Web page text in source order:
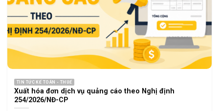
TIN TỨC KẾ TOÁN - THUẾ
Xuất hóa đơn dịch vụ quảng cáo theo Nghị định
254/2026/NĐ-CP